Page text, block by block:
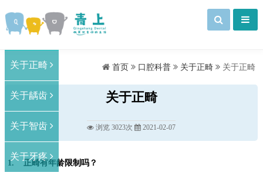
首页 口腔科普 关于正畸 关于正畸
关于正畸
浏览 3023次 2021-02-07
关于正畸
关于龋齿
关于智齿
关于牙疼
1.
正畸有年龄限制吗？